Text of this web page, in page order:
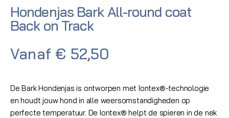
Hondenjas Bark All-round coat
Back on Track
Vanaf € 52,50
De Bark Hondenjas is ontworpen met Iontex®-technologie
en houdt jouw hond in alle weersomstandigheden op
perfecte temperatuur. De Iontex® helpt de spieren in de nek